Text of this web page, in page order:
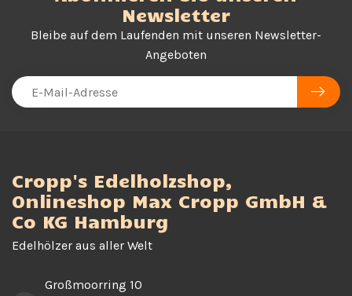
Newsletter
Bleibe auf dem Laufenden mit unseren Newsletter-
Angeboten
Cropp's Edelholzshop,
Onlineshop Max Cropp GmbH &
Co KG Hamburg
Edelhölzer aus aller Welt
Großmoorring 10